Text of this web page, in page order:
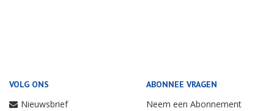
VOLG ONS
Nieuwsbrief
ABONNEE VRAGEN
Neem een Abonnement